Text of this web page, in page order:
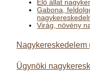
Élő állat
Gabona,
Virág, növény
Nagykereskedelem
Ügynöki